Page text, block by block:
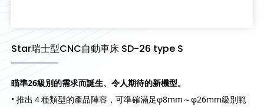
Star瑞士型CNC自動車床 SD-26 type S
瞄準26級別的需求而誕生、令人期待的新機型。
• 推出４種類型的產品陣容，可準確滿足φ8mm～φ26mm級別範